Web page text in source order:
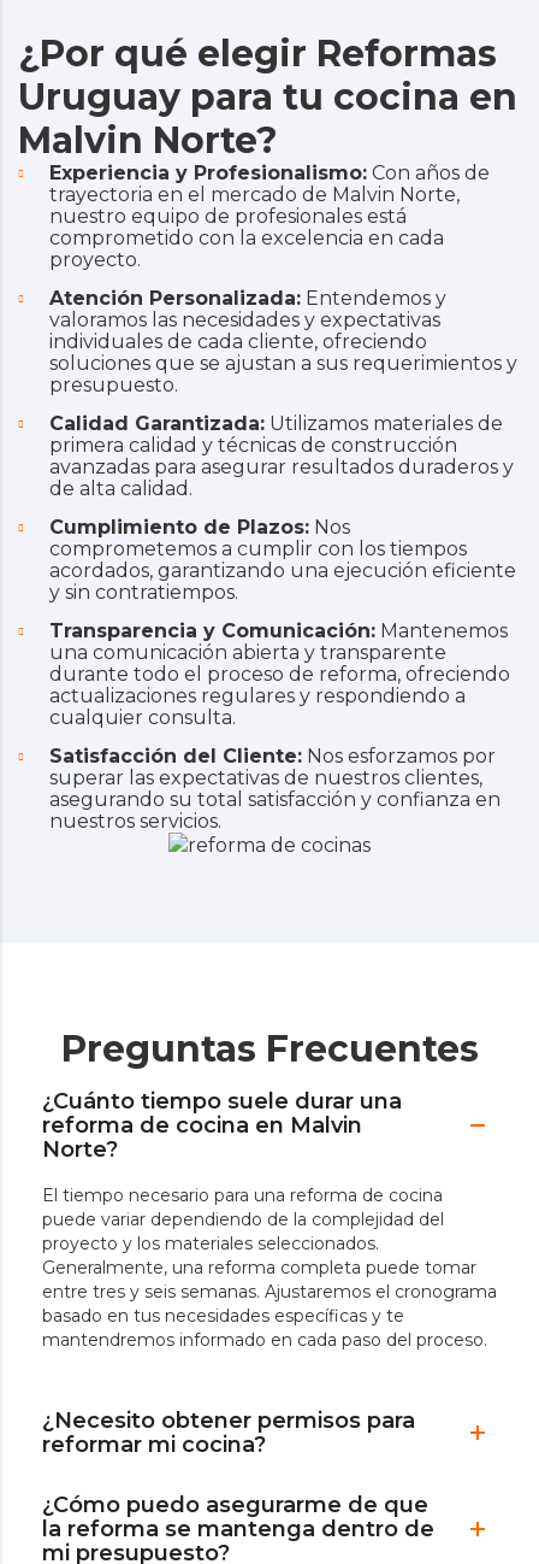
¿Por qué elegir Reformas
Uruguay para tu cocina en
Malvin Norte?
Experiencia y Profesionalismo: Con años de
trayectoria en el mercado de Malvin Norte,
nuestro equipo de profesionales está
comprometido con la excelencia en cada
proyecto.
Atención Personalizada: Entendemos y
valoramos las necesidades y expectativas
individuales de cada cliente, ofreciendo
soluciones que se ajustan a sus requerimientos y
presupuesto.
Calidad Garantizada: Utilizamos materiales de
primera calidad y técnicas de construcción
avanzadas para asegurar resultados duraderos y
de alta calidad.
Cumplimiento de Plazos: Nos
comprometemos a cumplir con los tiempos
acordados, garantizando una ejecución eficiente
y sin contratiempos.
Transparencia y Comunicación: Mantenemos
una comunicación abierta y transparente
durante todo el proceso de reforma, ofreciendo
actualizaciones regulares y respondiendo a
cualquier consulta.
Satisfacción del Cliente: Nos esforzamos por
superar las expectativas de nuestros clientes,
asegurando su total satisfacción y confianza en
nuestros servicios.
Preguntas Frecuentes
¿Cuánto tiempo suele durar una
reforma de cocina en Malvin
Norte?
El tiempo necesario para una reforma de cocina
puede variar dependiendo de la complejidad del
proyecto y los materiales seleccionados.
Generalmente, una reforma completa puede tomar
entre tres y seis semanas. Ajustaremos el cronograma
basado en tus necesidades específicas y te
mantendremos informado en cada paso del proceso.
¿Necesito obtener permisos para
reformar mi cocina?
¿Cómo puedo asegurarme de que
la reforma se mantenga dentro de
mi presupuesto?